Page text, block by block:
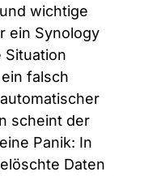
wichtige
ein Synology
Situation
falsch
scheint der
Panik: In
Daten